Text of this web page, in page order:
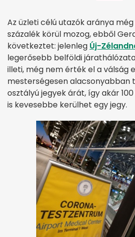
Az üzleti célú utazók aránya még
százalék körül mozog, ebből
következtet: jelenleg Új-
legerősebb belföldi
illeti, még nem érték el a válság
mesterségesen alacsonyabban
osztályú jegyek árát, így akár
is kevesebbe kerülhet egy jegy.